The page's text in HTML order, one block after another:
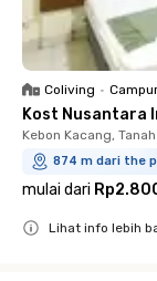
Coliving •
Kost Nusantara
Kebon Kacang,
874 m dari the
mulai dari
Lihat info lebih